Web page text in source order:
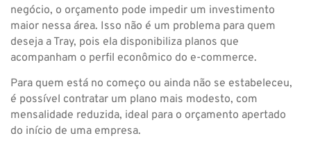
negócio, o orçamento pode impedir um investimento
maior nessa área. Isso não é um problema para quem
deseja a Tray, pois ela disponibiliza planos que
acompanham o perfil econômico do e-commerce.
Para quem está no começo ou ainda não se estabeleceu,
é possível contratar um plano mais modesto, com
mensalidade reduzida, ideal para o orçamento apertado
do início de uma empresa.